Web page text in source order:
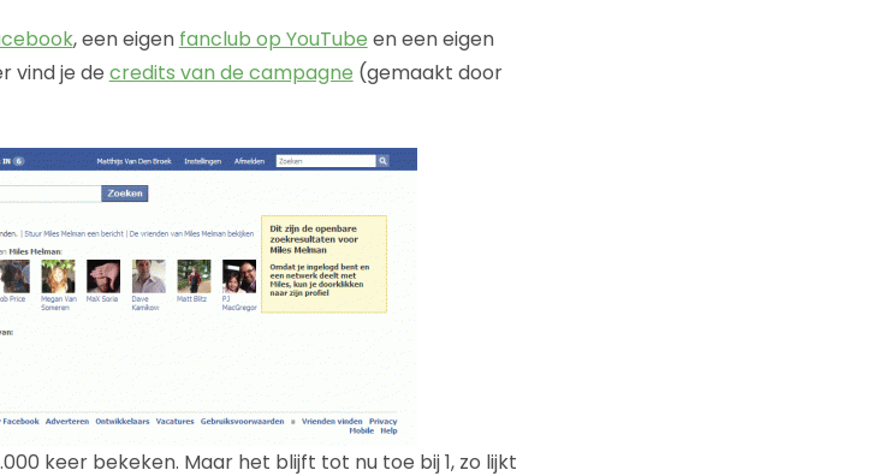
, een eigen fanclub op YouTube en een eigen
vind je de credits van de campagne (gemaakt door
keer bekeken. Maar het blijft tot nu toe bij 1, zo lijkt